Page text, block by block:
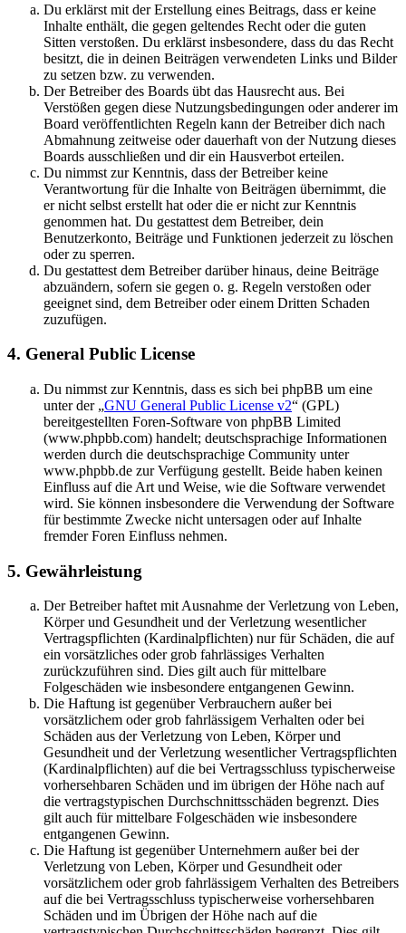
Du erklärst mit der Erstellung eines Beitrags, dass er keine
Inhalte enthält, die gegen geltendes Recht oder die guten
Sitten verstoßen. Du erklärst insbesondere, dass du das Recht
besitzt, die in deinen Beiträgen verwendeten Links und Bilder
zu setzen bzw. zu verwenden.
Der Betreiber des Boards übt das Hausrecht aus. Bei
Verstößen gegen diese Nutzungsbedingungen oder anderer im
Board veröffentlichten Regeln kann der Betreiber dich nach
Abmahnung zeitweise oder dauerhaft von der Nutzung dieses
Boards ausschließen und dir ein Hausverbot erteilen.
Du nimmst zur Kenntnis, dass der Betreiber keine
Verantwortung für die Inhalte von Beiträgen übernimmt, die
er nicht selbst erstellt hat oder die er nicht zur Kenntnis
genommen hat. Du gestattest dem Betreiber, dein
Benutzerkonto, Beiträge und Funktionen jederzeit zu löschen
oder zu sperren.
Du gestattest dem Betreiber darüber hinaus, deine Beiträge
abzuändern, sofern sie gegen o. g. Regeln verstoßen oder
geeignet sind, dem Betreiber oder einem Dritten Schaden
zuzufügen.
4. General Public License
Du nimmst zur Kenntnis, dass es sich bei phpBB um eine
unter der „GNU General Public License v2“ (GPL)
bereitgestellten Foren-Software von phpBB Limited
(www.phpbb.com) handelt; deutschsprachige Informationen
werden durch die deutschsprachige Community unter
www.phpbb.de zur Verfügung gestellt. Beide haben keinen
Einfluss auf die Art und Weise, wie die Software verwendet
wird. Sie können insbesondere die Verwendung der Software
für bestimmte Zwecke nicht untersagen oder auf Inhalte
fremder Foren Einfluss nehmen.
5. Gewährleistung
Der Betreiber haftet mit Ausnahme der Verletzung von Leben,
Körper und Gesundheit und der Verletzung wesentlicher
Vertragspflichten (Kardinalpflichten) nur für Schäden, die auf
ein vorsätzliches oder grob fahrlässiges Verhalten
zurückzuführen sind. Dies gilt auch für mittelbare
Folgeschäden wie insbesondere entgangenen Gewinn.
Die Haftung ist gegenüber Verbrauchern außer bei
vorsätzlichem oder grob fahrlässigem Verhalten oder bei
Schäden aus der Verletzung von Leben, Körper und
Gesundheit und der Verletzung wesentlicher Vertragspflichten
(Kardinalpflichten) auf die bei Vertragsschluss typischerweise
vorhersehbaren Schäden und im übrigen der Höhe nach auf
die vertragstypischen Durchschnittsschäden begrenzt. Dies
gilt auch für mittelbare Folgeschäden wie insbesondere
entgangenen Gewinn.
Die Haftung ist gegenüber Unternehmern außer bei der
Verletzung von Leben, Körper und Gesundheit oder
vorsätzlichem oder grob fahrlässigem Verhalten des Betreibers
auf die bei Vertragsschluss typischerweise vorhersehbaren
Schäden und im Übrigen der Höhe nach auf die